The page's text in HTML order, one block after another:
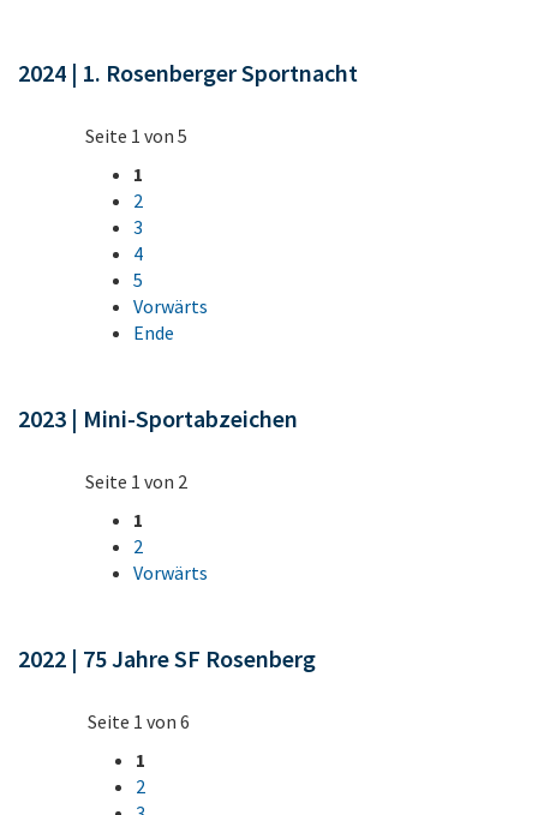
2024 | 1. Rosenberger Sportnacht
Seite 1 von 5
1
2
3
4
5
Vorwärts
Ende
2023 | Mini-Sportabzeichen
Seite 1 von 2
1
2
Vorwärts
2022 | 75 Jahre SF Rosenberg
Seite 1 von 6
1
2